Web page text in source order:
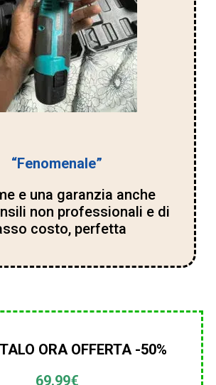
“Fenomenale”
e una garanzia anche
non professionali e di
costo, perfetta
ORA OFFERTA -50%
69.99€